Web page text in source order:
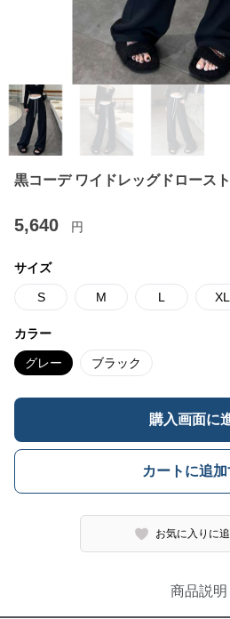
黒コーデ ワイドレッグドロース
5,640 円
サイズ
S M L XL
カラー
グレー ブラック
購入画面に
カートに追加
お気に入りに
商品説明